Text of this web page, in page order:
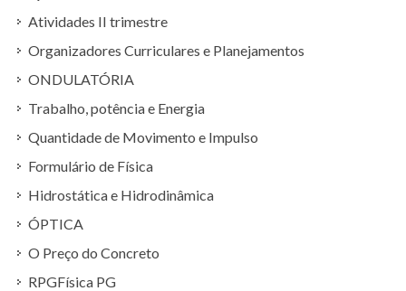
Atividades II trimestre
Organizadores Curriculares e Planejamentos
ONDULATÓRIA
Trabalho, potência e Energia
Quantidade de Movimento e Impulso
Formulário de Física
Hidrostática e Hidrodinâmica
ÓPTICA
O Preço do Concreto
RPGFísica PG